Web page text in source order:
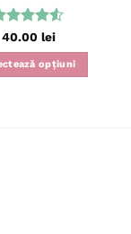
Evaluat la
din 5
40.00 lei
opțiuni